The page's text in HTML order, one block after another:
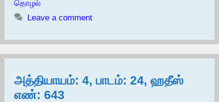
தொழல்
Leave a comment
அத்தியாயம்: 4, பாடம்: 24, ஹதீஸ்
எண்: 643